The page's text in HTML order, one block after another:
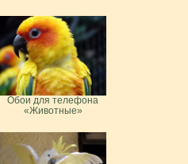
Обои для телефона
«Животные»